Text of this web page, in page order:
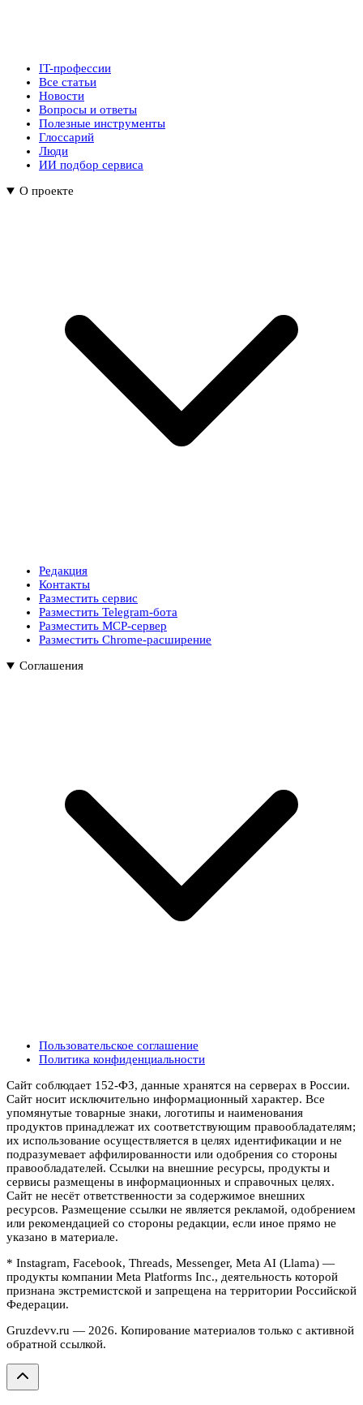
IT-профессии
Все статьи
Новости
Вопросы и ответы
Полезные инструменты
Глоссарий
Люди
ИИ подбор сервиса
О проекте
Редакция
Контакты
Разместить сервис
Разместить Telegram-бота
Разместить MCP-сервер
Разместить Chrome-расширение
Соглашения
Пользовательское соглашение
Политика конфиденциальности
Сайт соблюдает 152-ФЗ, данные хранятся на серверах в России.
Сайт носит исключительно информационный характер. Все
упомянутые товарные знаки, логотипы и наименования
продуктов принадлежат их соответствующим правообладателям;
их использование осуществляется в целях идентификации и не
подразумевает аффилированности или одобрения со стороны
правообладателей. Ссылки на внешние ресурсы, продукты и
сервисы размещены в информационных и справочных целях.
Сайт не несёт ответственности за содержимое внешних
ресурсов. Размещение ссылки не является рекламой, одобрением
или рекомендацией со стороны редакции, если иное прямо не
указано в материале.
* Instagram, Facebook, Threads, Messenger, Meta AI (Llama) —
продукты компании Meta Platforms Inc., деятельность которой
признана экстремистской и запрещена на территории Российской
Федерации.
Gruzdevv.ru — 2026. Копирование материалов только с активной
обратной ссылкой.